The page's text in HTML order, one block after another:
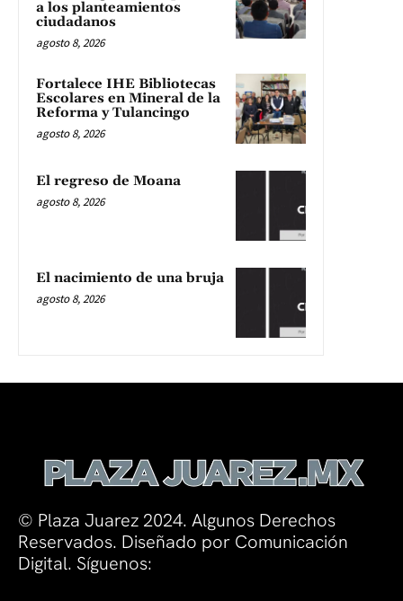
a los planteamientos
ciudadanos
agosto 8, 2026
Fortalece IHE Bibliotecas
Escolares en Mineral de la
Reforma y Tulancingo
agosto 8, 2026
El regreso de Moana
agosto 8, 2026
El nacimiento de una bruja
agosto 8, 2026
© Plaza Juarez 2024. Algunos Derechos
Reservados. Diseñado por Comunicación
Digital. Síguenos: